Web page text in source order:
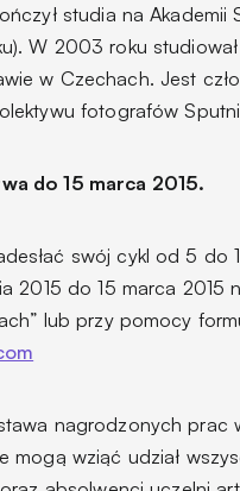
studia na
W 2003 roku
w Czechach. Jest
fotografów
do 15 marca 2015.
swój cykl od 5 do
2015 do 15 marca 2015
lub przy pomocy
nagrodzonych prac
mogą wziąć udział